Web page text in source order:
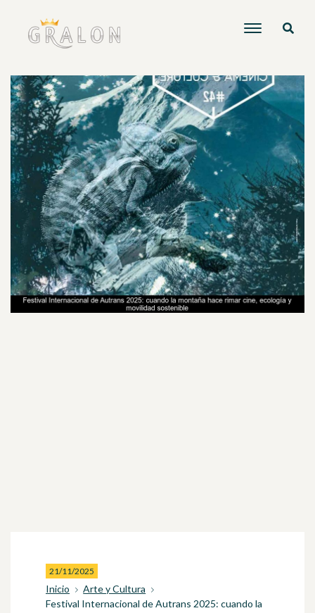
21/11/2025
Inicio
Arte y Cultura
Festival Internacional de Autrans 2025: cuando la